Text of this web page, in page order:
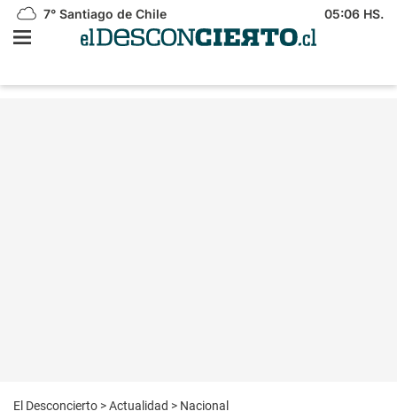
7° Santiago de Chile 05:06 HS.
El Desconcierto >Actualidad > Nacional